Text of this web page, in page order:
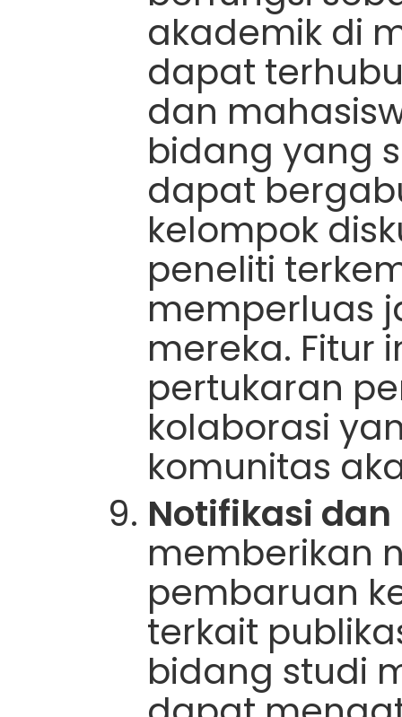
akademik di
dapat
dan
bidang yang
dapat
kelompok
peneliti
memperluas
mereka. Fitur
pertukaran
kolaborasi
komunitas
Notifikasi
memberikan
pembaruan
terkait
bidang studi